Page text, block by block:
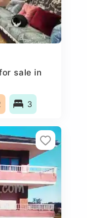
sale in
3